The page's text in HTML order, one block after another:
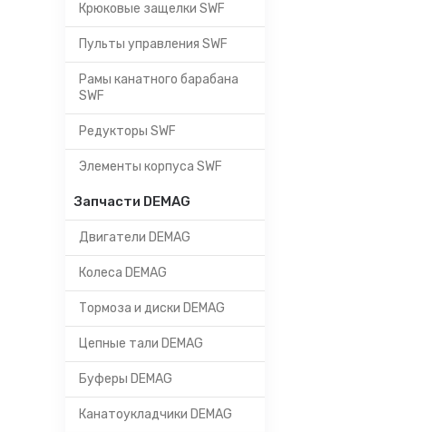
Крюковые защелки SWF
Пульты управления SWF
Рамы канатного барабана
SWF
Редукторы SWF
Элементы корпуса SWF
Запчасти DEMAG
Двигатели DEMAG
Колеса DEMAG
Тормоза и диски DEMAG
Цепные тали DEMAG
Буферы DEMAG
Канатоукладчики DEMAG